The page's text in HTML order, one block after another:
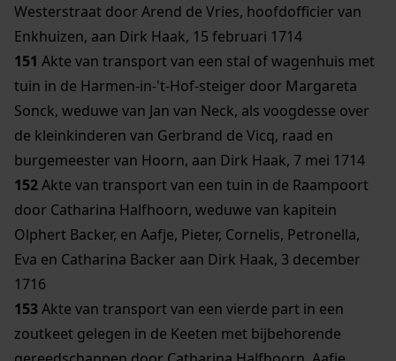
Westerstraat door Arend de Vries, hoofdofficier van
Enkhuizen, aan Dirk Haak, 15 februari 1714
151 Akte van transport van een stal of wagenhuis met
tuin in de Harmen-in-'t-Hof-steiger door Margareta
Sonck, weduwe van Jan van Neck, als voogdesse over
de kleinkinderen van Gerbrand de Vicq, raad en
burgemeester van Hoorn, aan Dirk Haak, 7 mei 1714
152Akte van transport van een tuin in de Raampoort
door Catharina Halfhoorn, weduwe van kapitein
Olphert Backer, en Aafje, Pieter, Cornelis, Petronella,
Eva en Catharina Backer aan Dirk Haak, 3 december
1716
153Akte van transport van een vierde part in een
zoutkeet gelegen in de Keeten met bijbehorende